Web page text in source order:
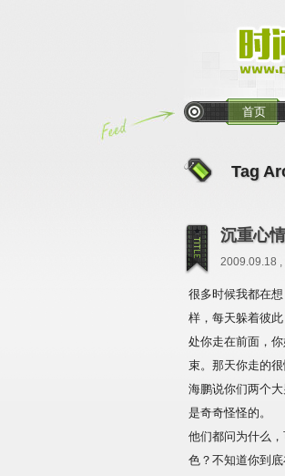
首页
Tag
沉重心情
2009.09.18 ,
很多时候我都在
样，每天躲着彼
处你走在前面，
束。那天你走的
海鹏说你们两个
是奇奇怪怪的。
他们都问为什么
色？不知道你到